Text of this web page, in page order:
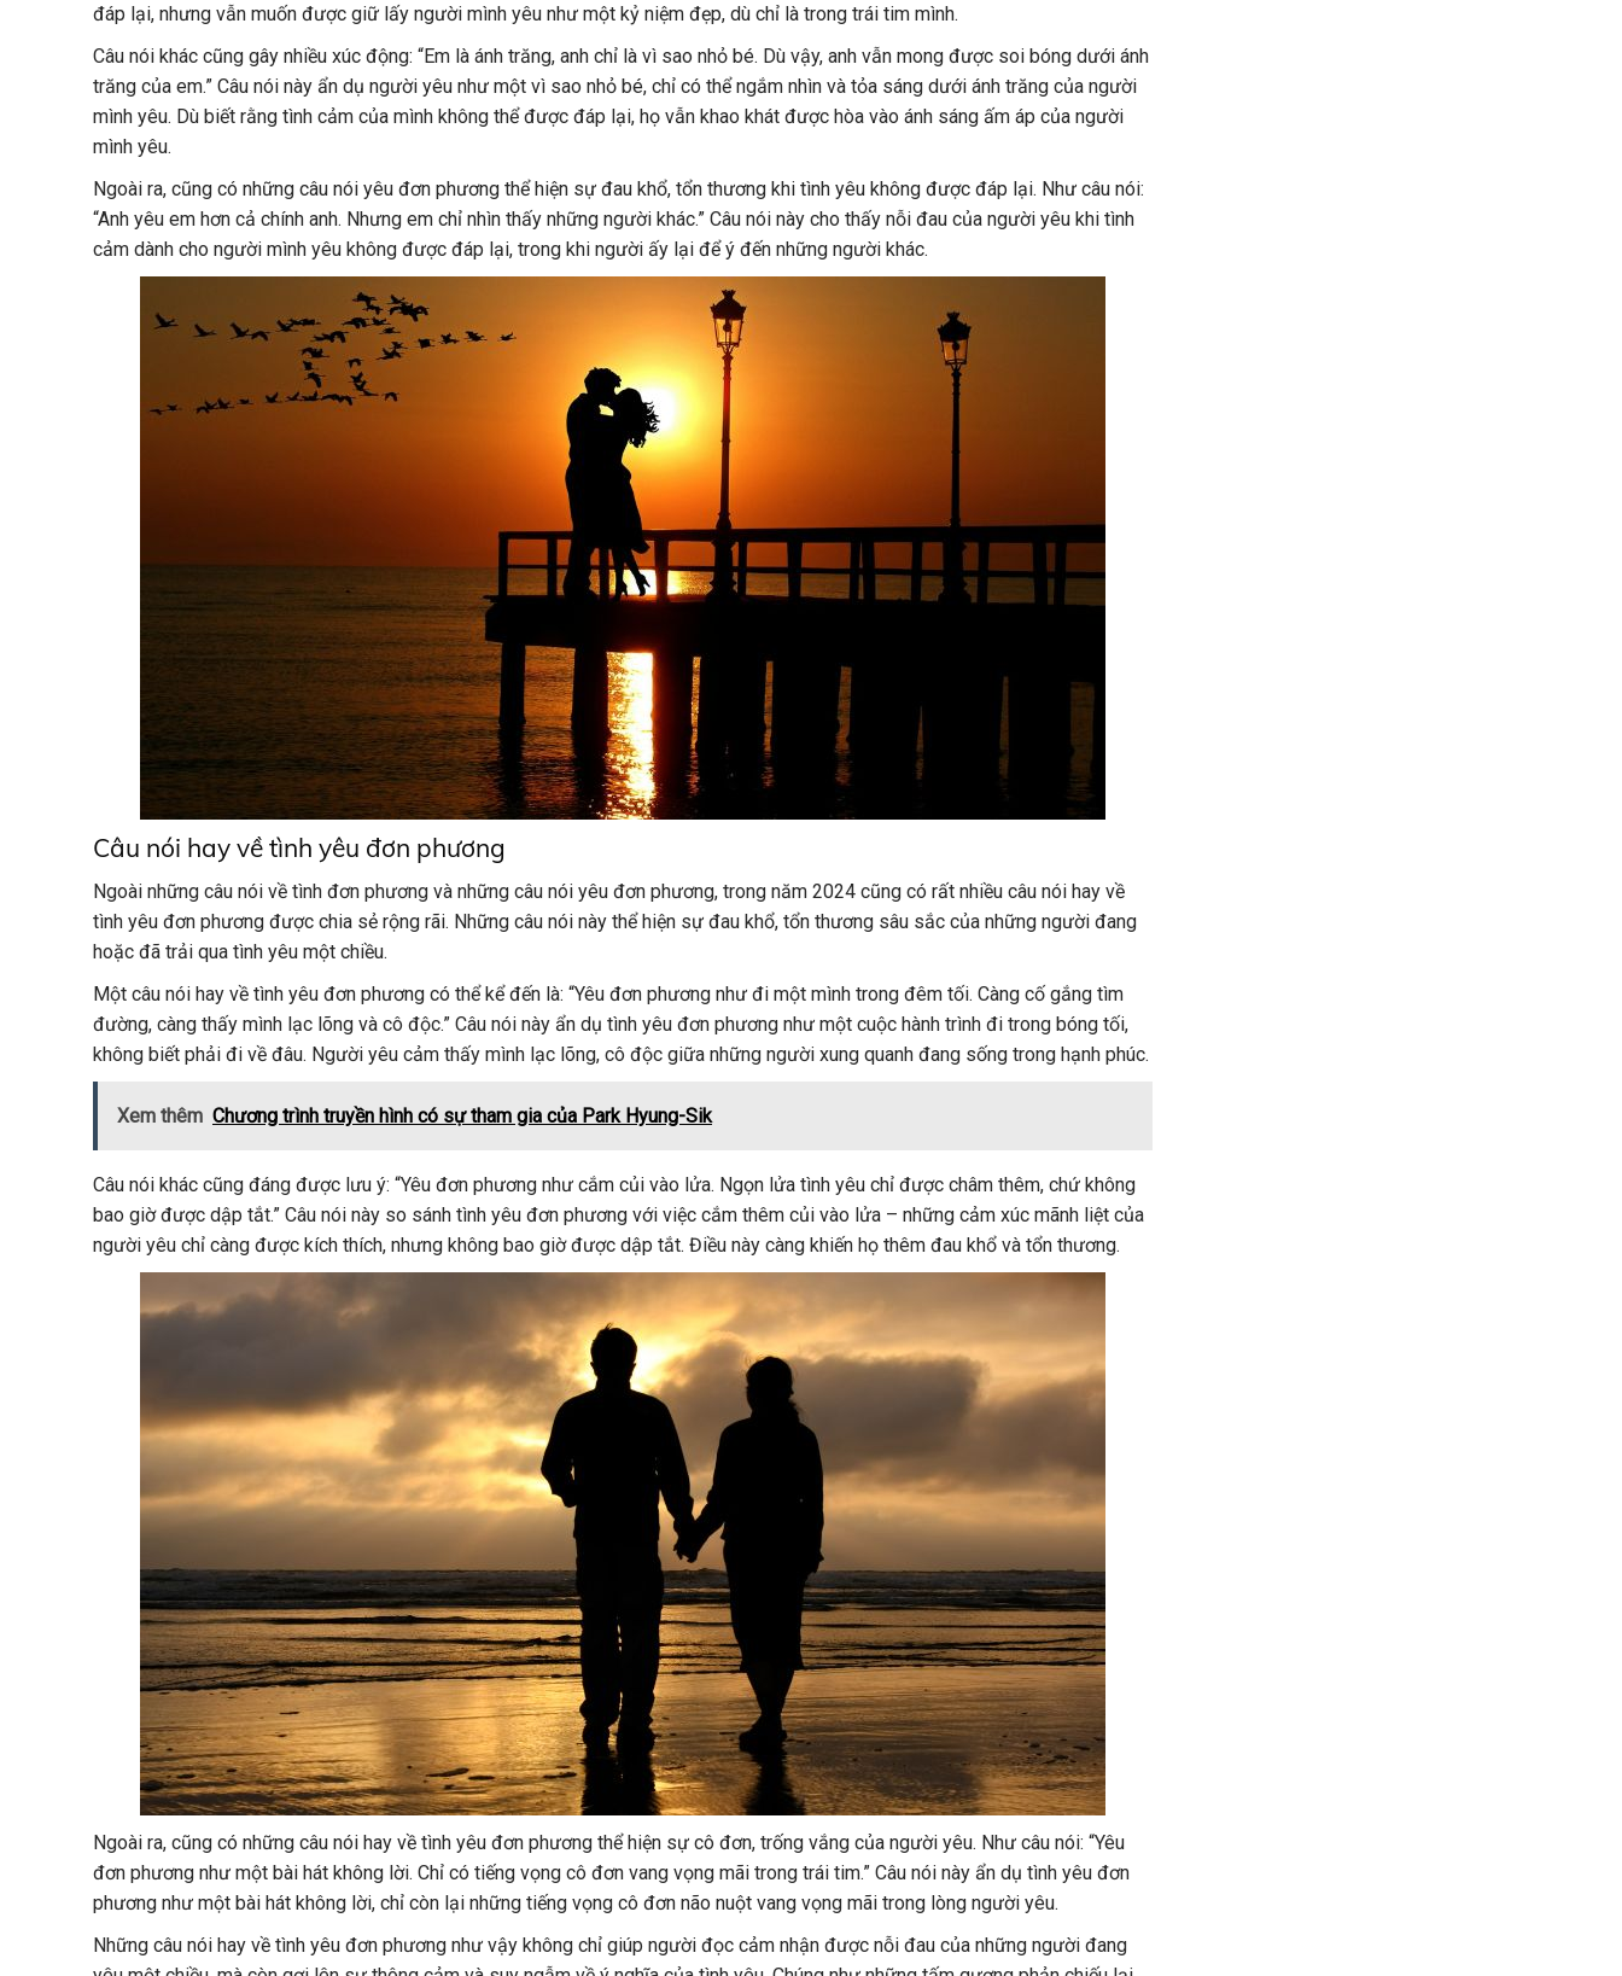
đáp lại, nhưng vẫn muốn được giữ lấy người mình yêu như một kỷ niệm đẹp, dù chỉ là trong trái tim mình.
Câu nói khác cũng gây nhiều xúc động: “Em là ánh trăng, anh chỉ là vì sao nhỏ bé. Dù vậy, anh vẫn mong được soi bóng dưới ánh
trăng của em.” Câu nói này ẩn dụ người yêu như một vì sao nhỏ bé, chỉ có thể ngắm nhìn và tỏa sáng dưới ánh trăng của người
mình yêu. Dù biết rằng tình cảm của mình không thể được đáp lại, họ vẫn khao khát được hòa vào ánh sáng ấm áp của người
mình yêu.
Ngoài ra, cũng có những câu nói yêu đơn phương thể hiện sự đau khổ, tổn thương khi tình yêu không được đáp lại. Như câu nói:
“Anh yêu em hơn cả chính anh. Nhưng em chỉ nhìn thấy những người khác.” Câu nói này cho thấy nỗi đau của người yêu khi tình
cảm dành cho người mình yêu không được đáp lại, trong khi người ấy lại để ý đến những người khác.
Câu nói hay về tình yêu đơn phương
Ngoài những câu nói về tình đơn phương và những câu nói yêu đơn phương, trong năm 2024 cũng có rất nhiều câu nói hay về
tình yêu đơn phương được chia sẻ rộng rãi. Những câu nói này thể hiện sự đau khổ, tổn thương sâu sắc của những người đang
hoặc đã trải qua tình yêu một chiều.
Một câu nói hay về tình yêu đơn phương có thể kể đến là: “Yêu đơn phương như đi một mình trong đêm tối. Càng cố gắng tìm
đường, càng thấy mình lạc lõng và cô độc.” Câu nói này ẩn dụ tình yêu đơn phương như một cuộc hành trình đi trong bóng tối,
không biết phải đi về đâu. Người yêu cảm thấy mình lạc lõng, cô độc giữa những người xung quanh đang sống trong hạnh phúc.
Xem thêm Chương trình truyền hình có sự tham gia của Park Hyung-Sik
Câu nói khác cũng đáng được lưu ý: “Yêu đơn phương như cắm củi vào lửa. Ngọn lửa tình yêu chỉ được châm thêm, chứ không
bao giờ được dập tắt.” Câu nói này so sánh tình yêu đơn phương với việc cắm thêm củi vào lửa – những cảm xúc mãnh liệt của
người yêu chỉ càng được kích thích, nhưng không bao giờ được dập tắt. Điều này càng khiến họ thêm đau khổ và tổn thương.
Ngoài ra, cũng có những câu nói hay về tình yêu đơn phương thể hiện sự cô đơn, trống vắng của người yêu. Như câu nói: “Yêu
đơn phương như một bài hát không lời. Chỉ có tiếng vọng cô đơn vang vọng mãi trong trái tim.” Câu nói này ẩn dụ tình yêu đơn
phương như một bài hát không lời, chỉ còn lại những tiếng vọng cô đơn não nuột vang vọng mãi trong lòng người yêu.
Những câu nói hay về tình yêu đơn phương như vậy không chỉ giúp người đọc cảm nhận được nỗi đau của những người đang